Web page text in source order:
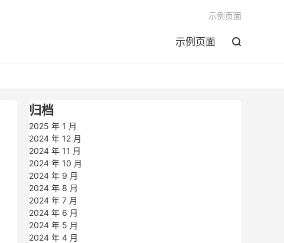
示例页面 
示例页面
归档
2025 年 1 月
2024 年 12 月
2024 年 11 月
2024 年 10 月
2024 年 9 月
2024 年 8 月
2024 年 7 月
2024 年 6 月
2024 年 5 月
2024 年 4 月